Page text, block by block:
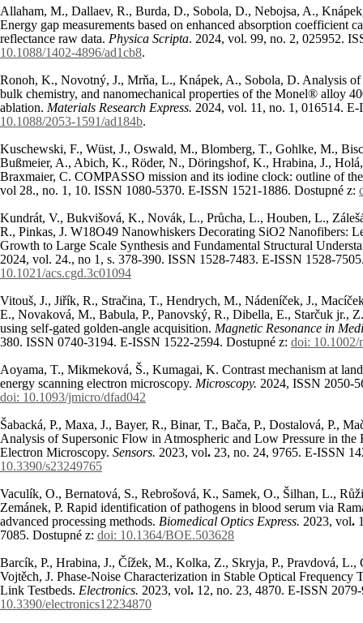
Allaham, M., Dallaev, R., Burda, D., Sobola, D., Nebojsa, A.,
Energy gap measurements based on enhanced absorption coefficient
reflectance raw data. Physica Scripta. 2024, vol. 99, no. 2, 025952.
10.1088/1402-4896/ad1cb8.
Ronoh, K., Novotný, J., Mrňa, L., Knápek, A., Sobola, D. Analysis of
bulk chemistry, and nanomechanical properties of the Monel® alloy
ablation. Materials Research Express. 2024, vol. 11, no. 1, 016514.
10.1088/2053-1591/ad184b.
Kuschewski, F., Wüst, J., Oswald, M., Blomberg, T., Gohlke, M.,
Bußmeier, A., Abich, K., Röder, N., Döringshof, K., Hrabina, J.,
Braxmaier, C. COMPASSO mission and its iodine clock: outline of
vol 28., no. 1, 10. ISSN 1080-5370. E-ISSN 1521-1886. Dostupné z:
Kundrát, V., Bukvišová, K., Novák, L., Průcha, L., Houben, L.,
R., Pinkas, J. W18O49 Nanowhiskers Decorating SiO2 Nanofibers:
Growth to Large Scale Synthesis and Fundamental Structural
2024, vol. 24., no 1, s. 378-390. ISSN 1528-7483. E-ISSN 1528-
10.1021/acs.cgd.3c01094
Vitouš, J., Jiřík, R., Stračina, T., Hendrych, M., Nádeníček, J.,
E., Novaková, M., Babula, P., Panovský, R., Dibella, E., Starčuk jr.,
using self-gated golden-angle acquisition. Magnetic Resonance in
380. ISSN 0740-3194. E-ISSN 1522-2594. Dostupné z: doi: 10.1002/
Aoyama, T., Mikmeková, Š., Kumagai, K. Contrast mechanism at
energy scanning electron microscopy. Microscopy. 2024, ISSN 2050-
doi: 10.1093/jmicro/dfad042
Šabacká, P., Maxa, J., Bayer, R., Binar, T., Bača, P., Dostalová, P.,
Analysis of Supersonic Flow in Atmospheric and Low Pressure in
Electron Microscopy. Sensors. 2023, vol. 23, no. 24, 9765. E-ISSN
10.3390/s23249765
Vaculík, O., Bernatová, S., Rebrošová, K., Samek, O., Šilhan, L.,
Zemánek, P. Rapid identification of pathogens in blood serum via
advanced processing methods. Biomedical Optics Express. 2023, vol.
7085. Dostupné z: doi: 10.1364/BOE.503628
Barcík, P., Hrabina, J., Čížek, M., Kolka, Z., Skryja, P., Pravdová,
Vojtěch, J. Phase-Noise Characterization in Stable Optical Frequency
Link Testbeds. Electronics. 2023, vol. 12, no. 23, 4870. E-ISSN
10.3390/electronics12234870